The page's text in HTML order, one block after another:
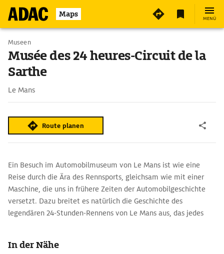
Maps MENÜ
Museen
Musée des 24 heures-Circuit de la
Sarthe
Le Mans
Route planen
Ein Besuch im Automobilmuseum von Le Mans ist wie eine
Reise durch die Ära des Rennsports, gleichsam wie mit einer
Maschine, die uns in frühere Zeiten der Automobilgeschichte
versetzt. Dazu breitet es natürlich die Geschichte des
legendären 24-Stunden-Rennens von Le Mans aus, das jedes
Darstellungen auf neuestem technischem Stand.
In der Nähe